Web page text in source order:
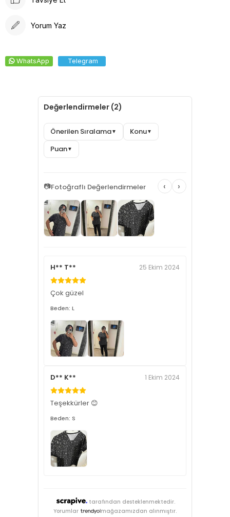
Yorum Yaz
WhatsApp Telegram
Değerlendirmeler (2)
Önerilen Sıralama▼ Konu▼
Puan▼
📷Fotoğraflı Değerlendirmeler ‹ ›
H** T** 25 Ekim 2024
Çok güzel
Beden: L
D** K** 1 Ekim 2024
Teşekkürler 😊
Beden: S
tarafından desteklenmektedir.
Yorumlar
mağazamızdan alınmıştır.